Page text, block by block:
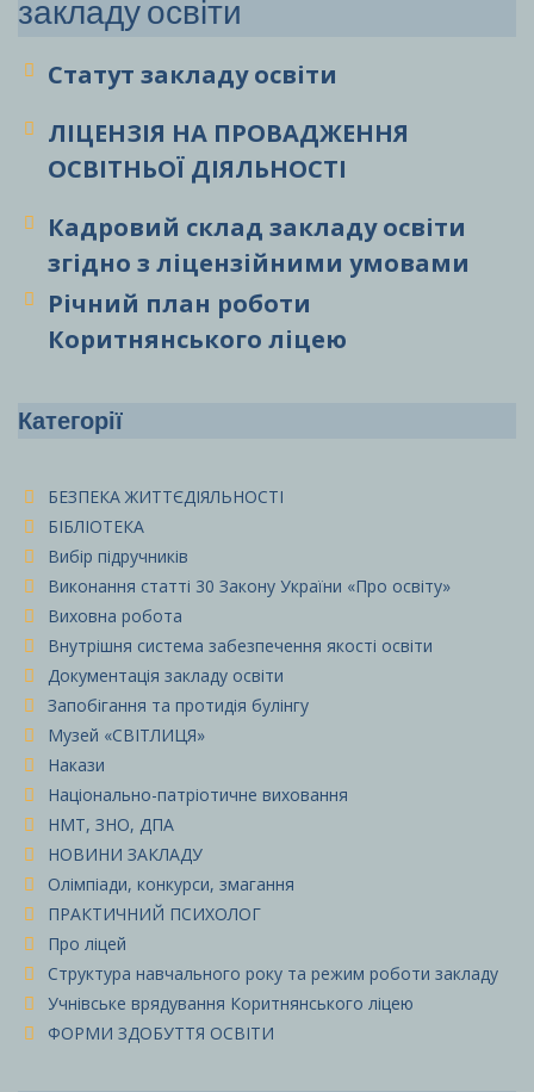
закладу освіти
Статут закладу освіти
ЛІЦЕНЗІЯ НА ПРОВАДЖЕННЯ
ОСВІТНЬОЇ ДІЯЛЬНОСТІ
Кадровий склад закладу освіти
згідно з ліцензійними умовами
Річний план роботи
Коритнянського ліцею
Категорії
БЕЗПЕКА ЖИТТЄДІЯЛЬНОСТІ
БІБЛІОТЕКА
Вибір підручників
Виконання статті 30 Закону України «Про освіту»
Виховна робота
Внутрішня система забезпечення якості освіти
Документація закладу освіти
Запобігання та протидія булінгу
Музей «СВІТЛИЦЯ»
Накази
Національно-патріотичне виховання
НМТ, ЗНО, ДПА
НОВИНИ ЗАКЛАДУ
Олімпіади, конкурси, змагання
ПРАКТИЧНИЙ ПСИХОЛОГ
Про ліцей
Структура навчального року та режим роботи закладу
Учнівське врядування Коритнянського ліцею
ФОРМИ ЗДОБУТТЯ ОСВІТИ